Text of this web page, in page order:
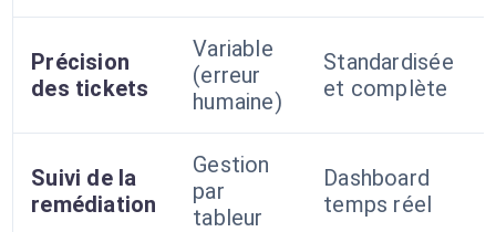
Précision
des tickets
Variable
(erreur
humaine)
Standardisée
et complète
Suivi de la
remédiation
Gestion
par
tableur
Dashboard
temps réel